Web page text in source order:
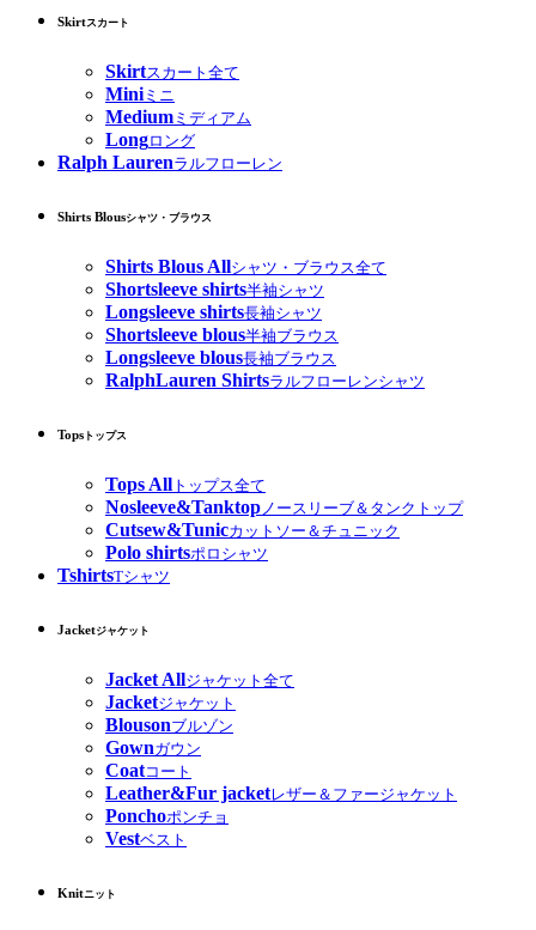
Skirtスカート
Skirtスカート全て
Miniミニ
Medium ミディアム
Longロング
Ralph Laurenラルフローレン
Shirts Blousシャツ・ブラウス
Shirts Blous Allシャツ・ブラウス全て
Shortsleeve shirts半袖シャツ
Longsleeve shirts長袖シャツ
Shortsleeve blous半袖ブラウス
Longsleeve blous長袖ブラウス
RalphLauren Shirtsラルフローレンシャツ
Tops トップス
Tops All トップス全て
Nosleeve&Tanktop ノースリーブ＆タンクトップ
Cutsew&Tunicカットソー＆チュニック
Polo shirtsポロシャツ
TshirtsTシャツ
Jacketジャケット
Jacket Allジャケット全て
Jacketジャケット
Blousonブルゾン
Gownガウン
Coatコート
Leather&Fur jacketレザー＆ファージャケット
Ponchoポンチョ
Vestベスト
Knitニット